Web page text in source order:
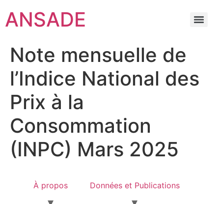
ANSADE
Note mensuelle de
l’Indice National des
Prix à la
Consommation
(INPC) Mars 2025
À propos Données et Publications